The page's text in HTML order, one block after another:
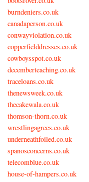
burndeniers.co.uk
canadaperson.co.uk
conwayviolation.co.uk
copperfielddresses.co.uk
cowboysspot.co.uk
decemberteaching.co.uk
traceloans.co.uk
thenewsweek.co.uk
thecakewala.co.uk
thomson-thorn.co.uk
wrestlingagrees.co.uk
underneathfoiled.co.uk
spanosconcerns.co.uk
telecomblue.co.uk
house-of-hampers.co.uk